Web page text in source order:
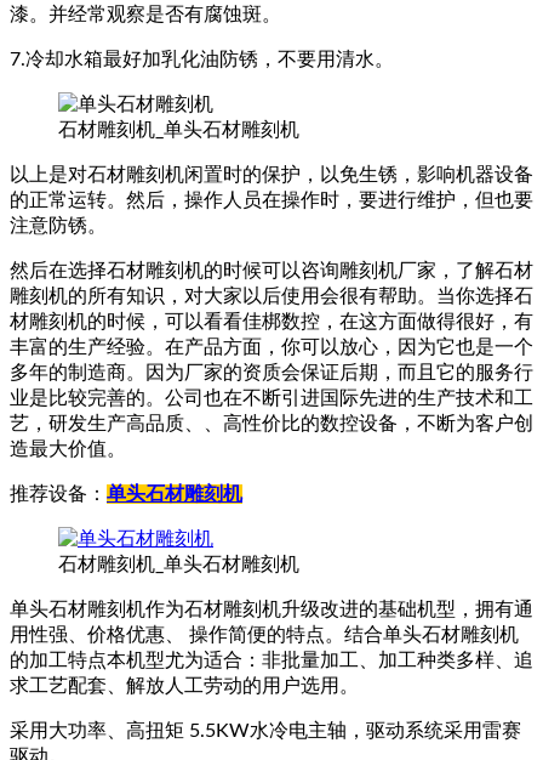
漆。并经常观察是否有腐蚀斑。
7.冷却水箱最好加乳化油防锈，不要用清水。
石材雕刻机_单头石材雕刻机
以上是对石材雕刻机闲置时的保护，以免生锈，影响机器设备
的正常运转。然后，操作人员在操作时，要进行维护，但也要
注意防锈。
然后在选择石材雕刻机的时候可以咨询雕刻机厂家，了解石材
雕刻机的所有知识，对大家以后使用会很有帮助。当你选择石
材雕刻机的时候，可以看看佳梆数控，在这方面做得很好，有
丰富的生产经验。在产品方面，你可以放心，因为它也是一个
多年的制造商。因为厂家的资质会保证后期，而且它的服务行
业是比较完善的。公司也在不断引进国际先进的生产技术和工
艺，研发生产高品质、、高性价比的数控设备，不断为客户创
造最大价值。
推荐设备： 单头石材雕刻机
石材雕刻机_单头石材雕刻机
单头石材雕刻机作为石材雕刻机升级改进的基础机型，拥有通
用性强、价格优惠、 操作简便的特点。结合单头石材雕刻机
的加工特点本机型尤为适合：非批量加工、加工种类多样、追
求工艺配套、解放人工劳动的用户选用。
采用大功率、高扭矩 5.5KW水冷电主轴，驱动系统采用雷赛